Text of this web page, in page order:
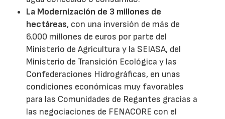
La Modernización de 3 millones de
hectáreas, con una inversión de más de
6.000 millones de euros por parte del
Ministerio de Agricultura y la SEIASA, del
Ministerio de Transición Ecológica y las
Confederaciones Hidrográficas, en unas
condiciones económicas muy favorables
para las Comunidades de Regantes gracias a
las negociaciones de FENACORE con el